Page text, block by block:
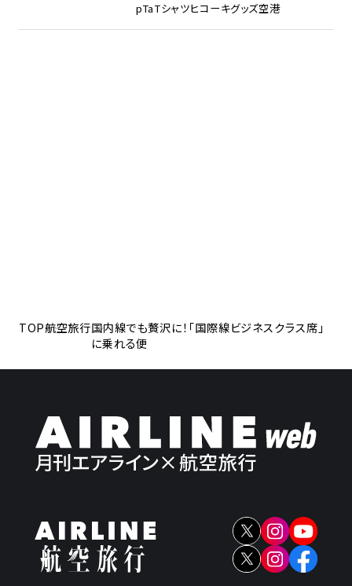
pTaTシャツヒコーキグッズ空港
TOP航空旅行国内線でも贅沢に！「国際線ビジネスクラス席」
に乗れる便